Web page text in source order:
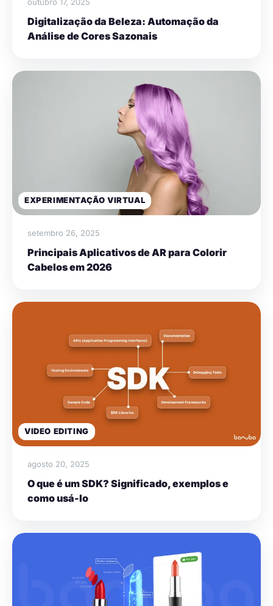
outubro 17, 2025
Digitalização da Beleza: Automação da
Análise de Cores Sazonais
EXPERIMENTAÇÃO VIRTUAL
setembro 26, 2025
Principais Aplicativos de AR para Colorir
Cabelos em 2026
VIDEO EDITING
agosto 20, 2025
O que é um SDK? Significado, exemplos e
como usá-lo